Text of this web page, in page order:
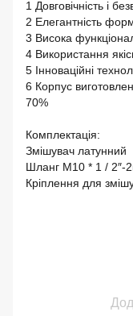
1 Довговічність і
2 Елегантність
3 Висока
4 Використання
5 Інноваційні
6 Корпус
70%
Комплектація:
Змішувач латунний
Шланг М10 * 1 / 2″-
Кріплення для